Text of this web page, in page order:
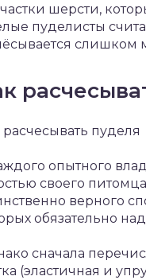
шерсти,
пуделисты
слишком
расчесывать пуделя
опытного
своего
верного
обязательно
сначала
(эластичная и